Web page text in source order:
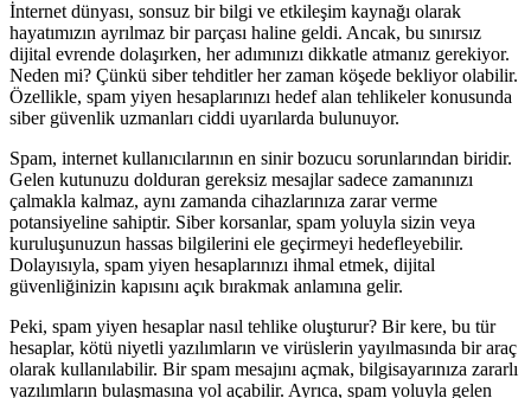
İnternet dünyası, sonsuz bir bilgi ve etkileşim kaynağı olarak
hayatımızın ayrılmaz bir parçası haline geldi. Ancak, bu sınırsız
dijital evrende dolaşırken, her adımınızı dikkatle atmanız gerekiyor.
Neden mi? Çünkü siber tehditler her zaman köşede bekliyor olabilir.
Özellikle, spam yiyen hesaplarınızı hedef alan tehlikeler konusunda
siber güvenlik uzmanları ciddi uyarılarda bulunuyor.
Spam, internet kullanıcılarının en sinir bozucu sorunlarından biridir.
Gelen kutunuzu dolduran gereksiz mesajlar sadece zamanınızı
çalmakla kalmaz, aynı zamanda cihazlarınıza zarar verme
potansiyeline sahiptir. Siber korsanlar, spam yoluyla sizin veya
kuruluşunuzun hassas bilgilerini ele geçirmeyi hedefleyebilir.
Dolayısıyla, spam yiyen hesaplarınızı ihmal etmek, dijital
güvenliğinizin kapısını açık bırakmak anlamına gelir.
Peki, spam yiyen hesaplar nasıl tehlike oluşturur? Bir kere, bu tür
hesaplar, kötü niyetli yazılımların ve virüslerin yayılmasında bir araç
olarak kullanılabilir. Bir spam mesajını açmak, bilgisayarınıza zararlı
yazılımların bulaşmasına yol açabilir. Ayrıca, spam yoluyla gelen